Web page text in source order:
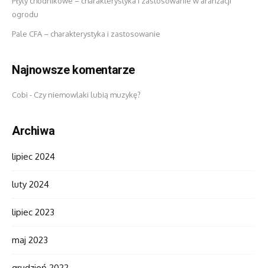
ogrodu
Pale CFA – charakterystyka i zastosowanie
Najnowsze komentarze
Cobi - Czy niemowlaki lubią muzykę?
Archiwa
lipiec 2024
luty 2024
lipiec 2023
maj 2023